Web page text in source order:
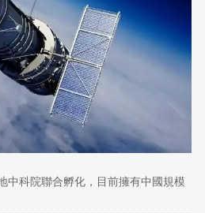
中科院聯合孵化，目前擁有中國規模